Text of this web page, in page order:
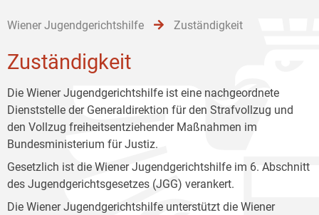
Wiener Jugendgerichtshilfe Zuständigkeit
Zuständigkeit
Die Wiener Jugendgerichtshilfe ist eine nachgeordnete
Dienststelle der Generaldirektion für den Strafvollzug und
den Vollzug freiheitsentziehender Maßnahmen im
Bundesministerium für Justiz.
Gesetzlich ist die Wiener Jugendgerichtshilfe im 6. Abschnitt
des Jugendgerichtsgesetzes (JGG) verankert.
Die Wiener Jugendgerichtshilfe unterstützt die Wiener